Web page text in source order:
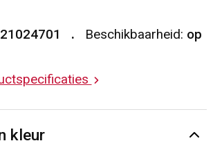
en Fiets
polo's
en Sjaals
21024701 Beschikbaarheid: op
kleur